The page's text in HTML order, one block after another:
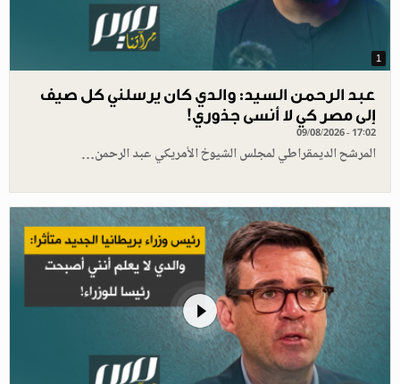
1
عبد الرحمن السيد: والدي كان يرسلني كل صيف
إلى مصر كي لا أنسى جذوري!
09/08/2026 - 17:02
المرشح الديمقراطي لمجلس الشيوخ الأمريكي عبد الرحمن…